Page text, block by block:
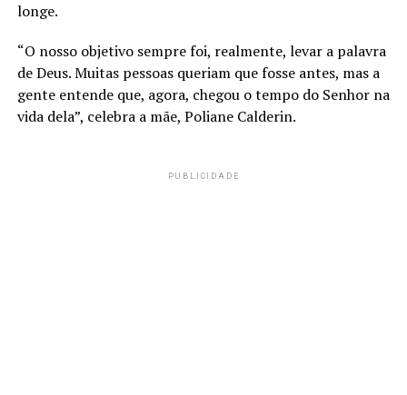
longe.
“O nosso objetivo sempre foi, realmente, levar a palavra
de Deus. Muitas pessoas queriam que fosse antes, mas a
gente entende que, agora, chegou o tempo do Senhor na
vida dela”, celebra a mãe, Poliane Calderin.
PUBLICIDADE